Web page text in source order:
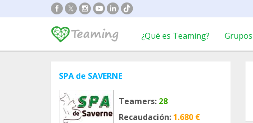
¿Qué es Teaming? Grupos
SPA de SAVERNE
Teamers: 28
Recaudación: 1.680 €